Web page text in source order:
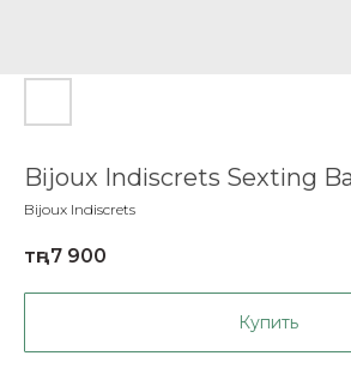
Bijoux Indiscrets Sexting
Bijoux Indiscrets
тңг.7 900
Купить